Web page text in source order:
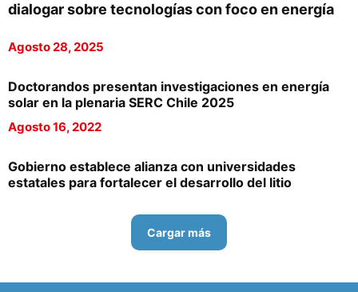
dialogar sobre tecnologías con foco en energía
Agosto 28, 2025
Doctorandos presentan investigaciones en energía
solar en la plenaria SERC Chile 2025
Agosto 16, 2022
Gobierno establece alianza con universidades
estatales para fortalecer el desarrollo del litio
Cargar más